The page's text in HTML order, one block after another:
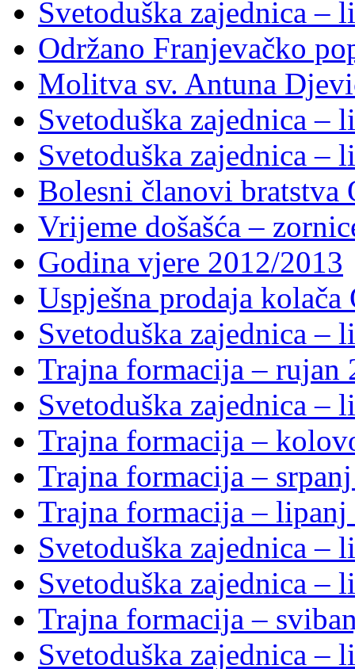
Svetoduška zajednica –
Održano Franjevačko
Molitva sv. Antuna
Svetoduška zajednica –
Svetoduška zajednica –
Bolesni članovi bratstva
Vrijeme došašća –
Godina vjere 2012/2013
Uspješna prodaja kolača
Svetoduška zajednica –
Trajna formacija – rujan
Svetoduška zajednica –
Trajna formacija –
Trajna formacija –
Trajna formacija – lipanj
Svetoduška zajednica –
Svetoduška zajednica –
Trajna formacija –
Svetoduška zajednica –